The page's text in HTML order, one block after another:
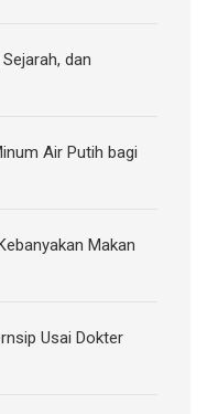
dan
Air Putih bagi
Makan
Usai Dokter